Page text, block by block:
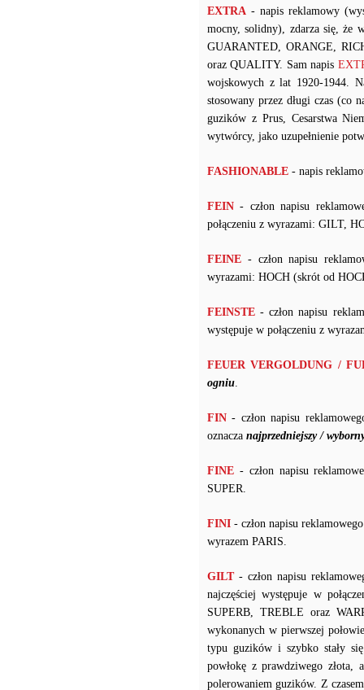
EXTRA - napis reklamowy
mocny, solidny), zdarza się, że
GUARANTED, ORANGE,
oraz QUALITY. Sam napis
wojskowych z lat 1920-1944.
stosowany przez długi czas
guzików z Prus, Cesarstwa
wytwórcy, jako uzupełnienie
FASHIONABLE - napis
FEIN - człon napisu
połączeniu z wyrazami: GILT,
FEINE - człon napisu
wyrazami: HOCH (skrót od
FEINSTE - człon napisu
występuje w połączeniu z
FEUER VERGOLDUNG /
ogniu.
FIN - człon napisu
oznacza najprzedniejszy /
FINE - człon napisu
SUPER.
FINI - człon napisu
wyrazem PARIS.
GILT- człon napisu
najczęściej występuje w
SUPERB, TREBLE oraz
wykonanych w pierwszej
typu guzików i szybko stały
powłokę z prawdziwego złota,
polerowaniem guzików. Z